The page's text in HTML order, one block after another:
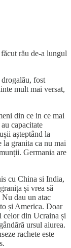
rău de-a lungul
fost
mult mai versat,
din ce in ce mai
capacitate
așteptând la
la granita ca nu mai
Germania are
cu China si India,
și vrea să
dau un atac
și America. Doar
celor din Ucraina și
ursul aiurea.
rachete este